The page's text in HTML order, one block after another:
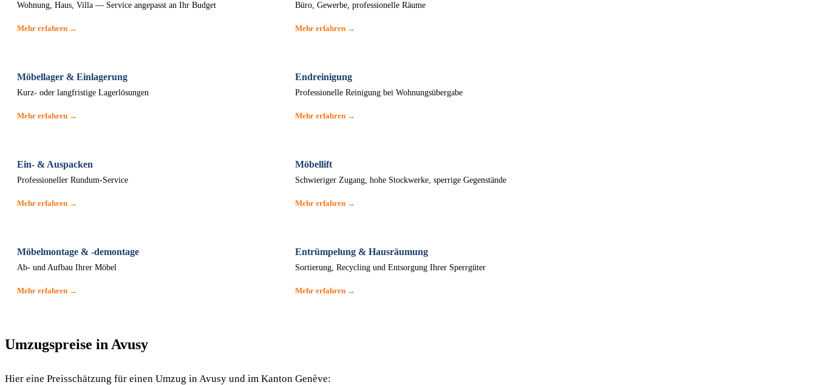
Wohnung, Haus, Villa — Service angepasst an Ihr Budget
Mehr erfahren →
Büro, Gewerbe, professionelle Räume
Mehr erfahren →
Möbellager & Einlagerung
Kurz- oder langfristige Lagerlösungen
Mehr erfahren →
Endreinigung
Professionelle Reinigung bei Wohnungsübergabe
Mehr erfahren →
Ein- & Auspacken
Professioneller Rundum-Service
Mehr erfahren →
Möbellift
Schwieriger Zugang, hohe Stockwerke, sperrige Gegenstände
Mehr erfahren →
Möbelmontage & -demontage
Ab- und Aufbau Ihrer Möbel
Mehr erfahren →
Entrümpelung & Hausräumung
Sortierung, Recycling und Entsorgung Ihrer Sperrgüter
Mehr erfahren →
Umzugspreise in Avusy
Hier eine Preisschätzung für einen Umzug in Avusy und im Kanton Genève: